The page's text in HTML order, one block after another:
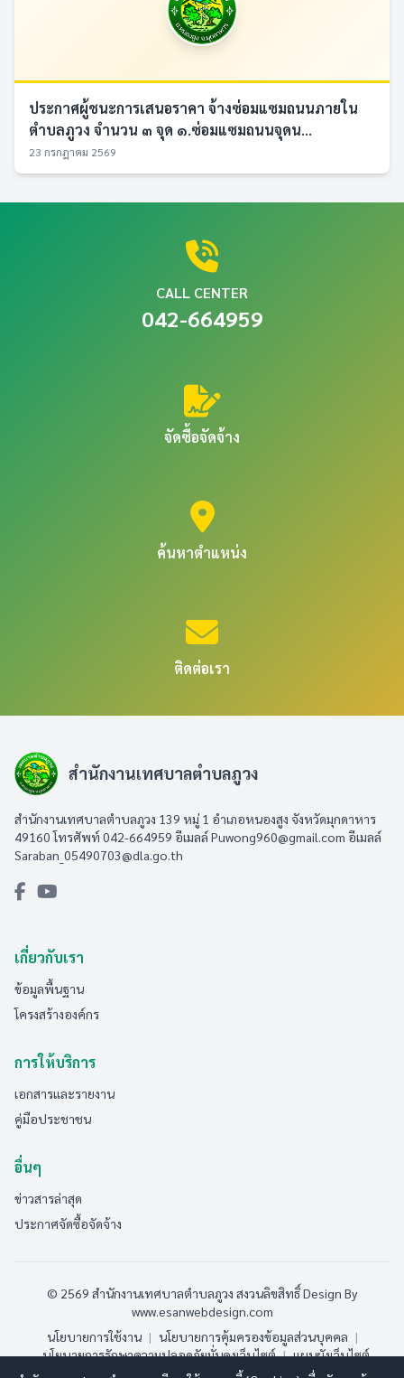
ประกาศผู้ชนะการเสนอราคา จ้างซ่อมแซมถนนภายใน
ตำบลภูวง จำนวน ๓ จุด ๑.ซ่อมแซมถนนจุดน...
23 กรกฎาคม 2569
CALL CENTER
042-664959
จัดซื้อจัดจ้าง
ค้นหาตำแหน่ง
ติดต่อเรา
สำนักงานเทศบาลตำบลภูวง
สำนักงานเทศบาลตำบลภูวง 139 หมู่ 1 อำเภอหนองสูง จังหวัดมุกดาหาร
49160 โทรศัพท์ 042-664959 อีเมลล์Puwong960@gmail.com อีเมลล์
Saraban_05490703@dla.go.th
เกี่ยวกับเรา
ข้อมูลพื้นฐาน
โครงสร้างองค์กร
การให้บริการ
เอกสารและรายงาน
คู่มือประชาชน
อื่นๆ
ข่าวสารล่าสุด
ประกาศจัดซื้อจัดจ้าง
© 2569 สำนักงานเทศบาลตำบลภูวง สงวนลิขสิทธิ์Design By
www.esanwebdesign.com
นโยบายการใช้งาน | นโยบายการคุ้มครองข้อมูลส่วนบุคคล |
นโยบายการรักษาความปลอดภัยมั่นคงเว็บไซต์ | แผนผังเว็บไซต์